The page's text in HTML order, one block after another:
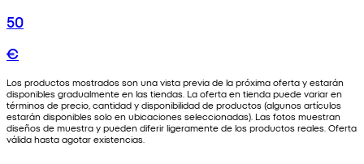
50
€
Los productos mostrados son una vista previa de la próxima oferta y estarán
disponibles gradualmente en las tiendas. La oferta en tienda puede variar en
términos de precio, cantidad y disponibilidad de productos (algunos artículos
estarán disponibles solo en ubicaciones seleccionadas). Las fotos muestran
diseños de muestra y pueden diferir ligeramente de los productos reales. Oferta
válida hasta agotar existencias.